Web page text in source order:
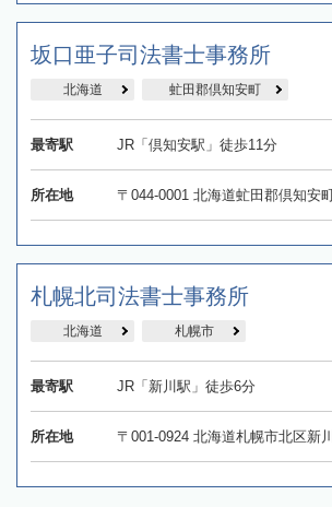
坂口亜子司法書士事務所
北海道 虻田郡倶知安町
最寄駅 JR「倶知安駅」徒歩11分
所在地 〒044-0001 北海道虻田郡倶知安
札幌北司法書士事務所
北海道 札幌市
最寄駅 JR「新川駅」徒歩6分
所在地 〒001-0924 北海道札幌市北区新